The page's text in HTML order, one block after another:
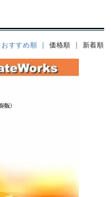
おすすめ順 |価格順 新着順